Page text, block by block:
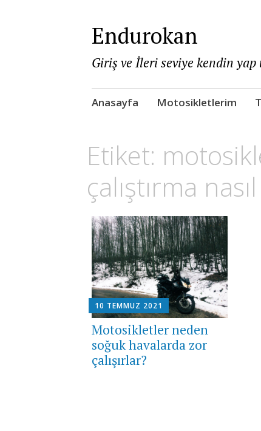
Endurokan
Giriş ve İleri seviye kendin yap
Skip
Anasayfa Motosikletlerim
Etiket:
çalıştırma
10 TEMMUZ 2021
Motosikletler neden
soğuk havalarda zor
çalışırlar?